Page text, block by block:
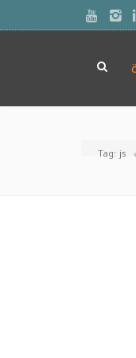
Tag: js